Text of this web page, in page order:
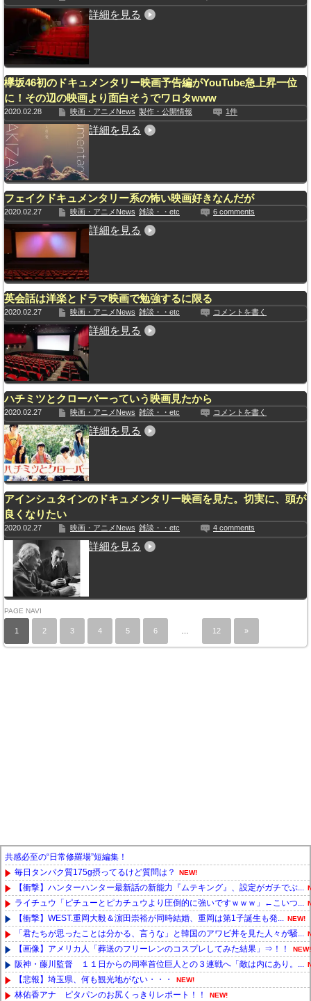
詳細を見る
欅坂46初のドキュメンタリー映画予告編がYouTube急上昇一位
に！その辺の映画より面白そうでワロタwww
2020.02.28 映画・アニメNews 製作・公開情報 1件
詳細を見る
フェイクドキュメンタリー系の怖い映画好きなんだが
2020.02.27 映画・アニメNews 雑談・・etc 6 comments
詳細を見る
英会話は洋楽とドラマ映画で勉強するに限る
2020.02.27 映画・アニメNews 雑談・・etc コメントを書く
詳細を見る
ハチミツとクローバーっていう映画見たから
2020.02.27 映画・アニメNews 雑談・・etc コメントを書く
詳細を見る
アインシュタインのドキュメンタリー映画を見た。切実に、頭が
良くなりたい
2020.02.27 映画・アニメNews 雑談・・etc 4 comments
詳細を見る
PAGE NAVI
1 2 3 4 5 6 … 12 »
共感必至の“日常修羅場”短編集！
毎日タンパク質175g摂ってるけど質問は？
NEW!
【衝撃】ハンターハンター最新話の新能力『ムテキング』、設定がガチでぶ...
ライチュウ「ピチューとピカチュウより圧倒的に強いですｗｗｗ」←こいつ...
【衝撃】WEST.重岡大毅＆濵田崇裕が同時結婚、重岡は第1子誕生も発... NEW!
「君たちが思ったことは分かる、言うな」と韓国のアワビ丼を見た人々が騒...
【画像】アメリカ人「葬送のフリーレンのコスプレしてみた結果」⇒！！ NEW!
阪神・藤川監督 １１日からの同率首位巨人との３連戦へ「敵は内にあり。...
【悲報】埼玉県、何も観光地がない・・・ NEW!
林佑香アナ ピタパンのお尻くっきりレポート！！ NEW!